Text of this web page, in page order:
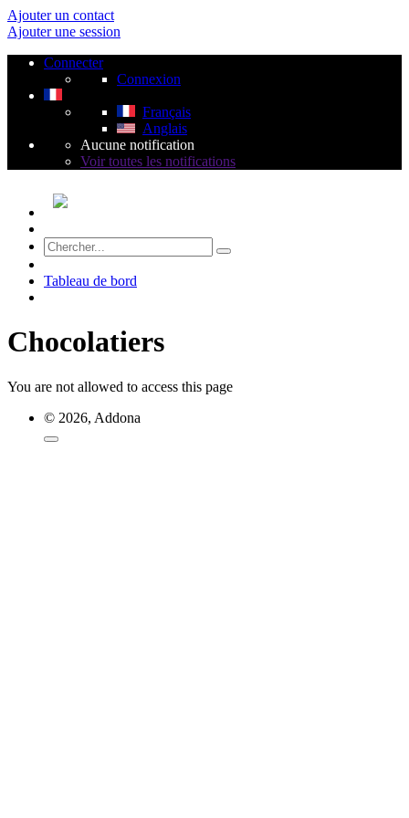
Ajouter un contact
Ajouter une session
Connecter
Connexion
Français
Anglais
Aucune notification
Voir toutes les notifications
Tableau de bord
Chocolatiers
You are not allowed to access this page
© 2026, Addona